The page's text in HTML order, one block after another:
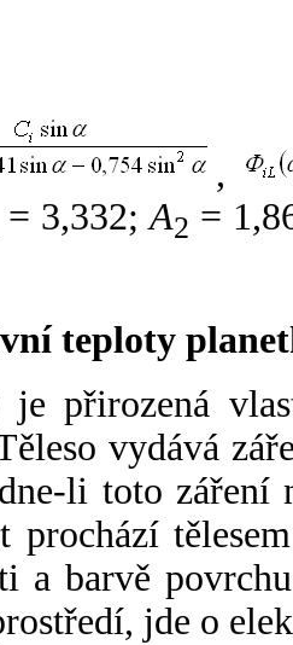
,
= 3,332;A2 =
teploty
je přirozená
vydává
li toto záření
prochází
a barvě
jde o